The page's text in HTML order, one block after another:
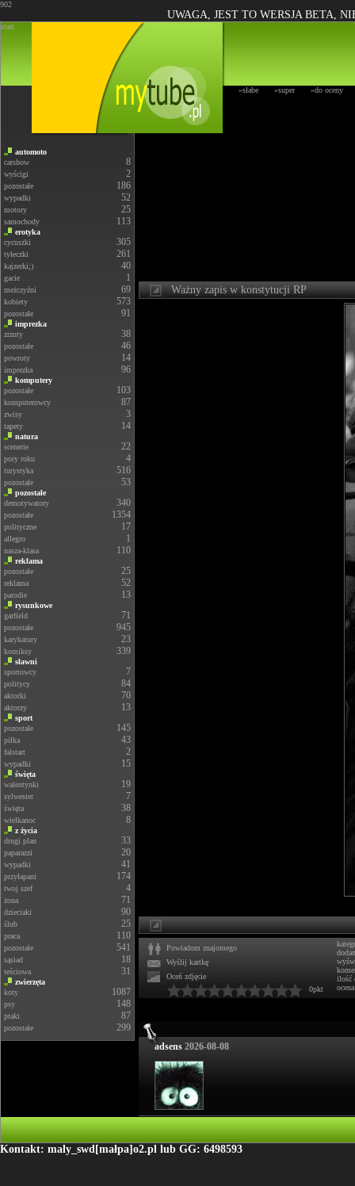
902
UWAGA, JEST TO WERSJA BETA,
start
»słabe »super »do oceny
automoto
carshow
8
wyścigi 2
pozostałe 186
wypadki 52
motory 25
samochody 113
erotyka
cycuszki
305
tyłeczki 261
kajzerki;) 40
gacie 1
meżczyźni 69
kobiety 573
pozostałe 91
imprezka
zrzuty
38
pozostałe 46
powroty 14
imprezka 96
komputery
pozostałe
103
komputerowcy 87
zwisy 3
tapety 14
natura
scenerie
22
pory roku 4
turystyka 516
pozostałe 53
pozostałe
demotywatory
340
pozostałe 1354
polityczne 17
allegro 1
nasza-klasa 110
reklama
pozostałe
25
reklama 52
parodie 13
rysunkowe
garfield
71
pozostałe 945
karykatury 23
komiksy 339
sławni
sportowcy
7
politycy 84
aktorki 70
aktorzy 13
sport
pozostałe
145
piłka 43
falstart 2
wypadki 15
święta
walentynki
19
sylwester 7
święta 38
wielkanoc 8
z życia
drugi plan
33
paparazzi 20
wypadki 41
przyłapani 174
twoj szef 4
żona 71
dzieciaki 90
ślub 25
praca 110
pozostałe 541
sąsiad 18
teściowa 31
zwierzęta
koty
1087
psy 148
ptaki 87
pozostałe 299
Ważny zapis w konstytucji RP
Powiadom znajomego
Wyślij kartkę
Oceń zdjęcie
0pkt
ilość
ocena
adsens 2026-08-08
Kontakt: maly_swd[małpa]o2.pl lub GG: 6498593